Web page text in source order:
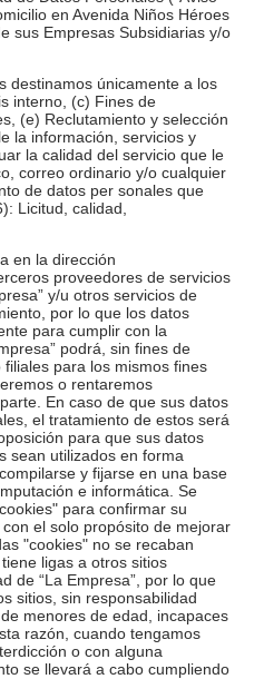
en Avenida Niños Héroes
sus Empresas Subsidiarias y/o
destinamos únicamente a los
interno, (c) Fines de
(e) Reclutamiento y selección
la información, servicios y
la calidad del servicio que le
correo ordinario y/o cualquier
de datos per sonales que
Licitud, calidad,
en la dirección
proveedores de servicios
y/u otros servicios de
por lo que los datos
para cumplir con la
podrá, sin fines de
para los mismos fines
o rentaremos
En caso de que sus datos
el tratamiento de estos será
para que sus datos
sean utilizados en forma
y fijarse en una base
e informática. Se
para confirmar su
el solo propósito de mejorar
"cookies" no se recaban
ligas a otros sitios
de “La Empresa”, por lo que
sitios, sin responsabilidad
menores de edad, incapaces
razón, cuando tengamos
o con alguna
se llevará a cabo cumpliendo